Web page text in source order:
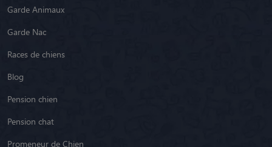
Garde Animaux
Garde Nac
Races de chiens
Blog
Pension chien
Pension chat
Promeneur de Chien